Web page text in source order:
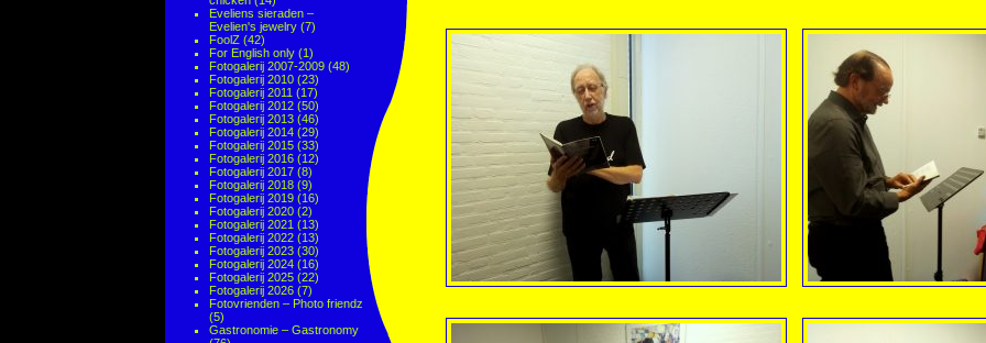
Eveliens sieraden –
Evelien's jewelry (7)
FoolZ (42)
For English only (1)
Fotogalerij 2007-2009 (48)
Fotogalerij 2010 (23)
Fotogalerij 2011 (17)
Fotogalerij 2012 (50)
Fotogalerij 2013 (46)
Fotogalerij 2014 (29)
Fotogalerij 2015 (33)
Fotogalerij 2016 (12)
Fotogalerij 2017 (8)
Fotogalerij 2018 (9)
Fotogalerij 2019 (16)
Fotogalerij 2020 (2)
Fotogalerij 2021 (13)
Fotogalerij 2022 (13)
Fotogalerij 2023 (30)
Fotogalerij 2024 (16)
Fotogalerij 2025 (22)
Fotogalerij 2026 (7)
Fotovrienden – Photo friendz
(5)
Gastronomie – Gastronomy